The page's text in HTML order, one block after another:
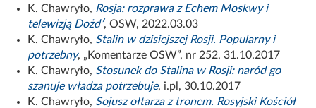
K. Chawryło, Rosja: rozprawa z Echem Moskwy i
telewizją Dożdʹ, OSW, 2022.03.03
K. Chawryło, Stalin w dzisiejszej Rosji. Popularny i
potrzebny, „Komentarze OSW”, nr 252, 31.10.2017
K. Chawryło, Stosunek do Stalina w Rosji: naród go
szanuje władza potrzebuje, i.pl, 30.10.2017
K. Chawryło, Sojusz ołtarza z tronem. Rosyjski Kościół